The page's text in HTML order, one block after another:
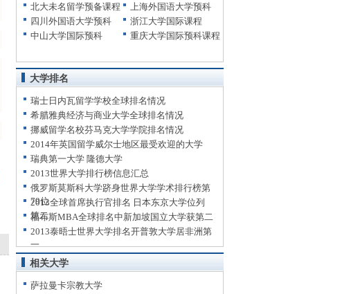
北大未名留学预备课程
上海外国语大学预科
四川外国语大学预科
浙江大学国际课程
中山大学国际预科
重庆大学国际预科课程
大学排名
瑞士日内瓦留学学校全球排名情况
希腊雅典经济与商业大学全球排名情况
挪威留学名校芬马克大学学院排名情况
2014年英国留学威尔士地区最受欢迎的大学
瑞典第一大学 隆德大学
2013世界大学排行榜信息汇总
俄罗斯莫斯科大学跻身世界大学学术排行榜第
79位
2013全球首席执行官排名 日本东京大学位列
第二
福布斯MBA全球排名中新加坡国立大学获第二
2013泰晤士世界大学排名开普敦大学居非洲第
一
相关大学
萨拉曼卡宗教大学